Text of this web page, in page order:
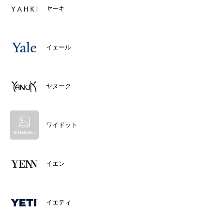
ヤーキ
イェール
ヤヌーク
ワイドット
イエン
イエティ